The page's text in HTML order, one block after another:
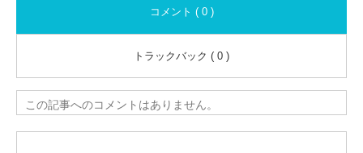
コメント ( 0 )
トラックバック ( 0 )
この記事へのコメントはありません。